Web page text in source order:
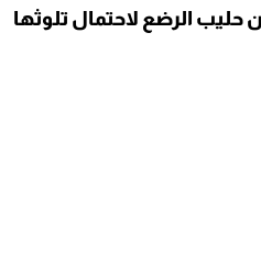
الرضع لاحتمال تلوثها